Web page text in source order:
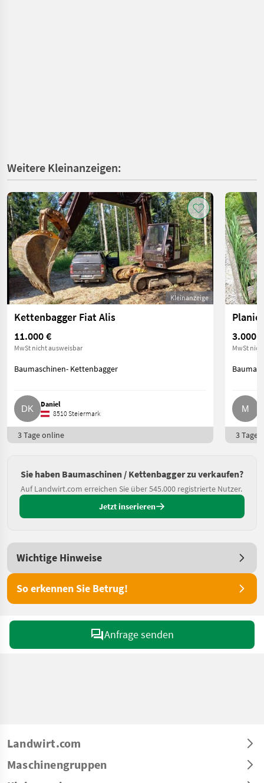
Weitere Kleinanzeigen:
Kleinanzeige
Kettenbagger Fiat Alis
11.000 €
MwSt nicht ausweisbar
Baumaschinen- Kettenbagger
Daniel
8510 Steiermark
3 Tage online
3.000 €
MwSt
3 Tage
Sie haben Baumaschinen / Kettenbagger zu verkaufen?
Auf Landwirt.com erreichen Sie über 545.000 registrierte Nutzer.
Jetzt inserieren
Wichtige Hinweise
So erkennen Sie Betrug!
Anfrage senden
Landwirt.com
Maschinengruppen